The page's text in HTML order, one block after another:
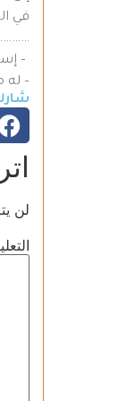
في
–
– له
لن